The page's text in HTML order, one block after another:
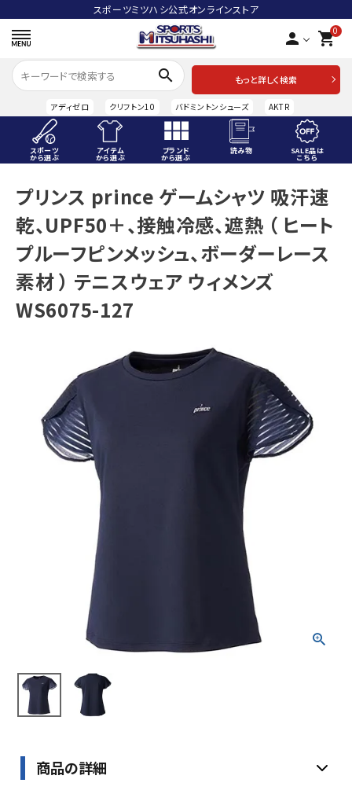
スポーツミツハシ公式オンラインストア
person 0
shopping_cart
search
もっと詳しく検索
アディゼロ クリフトン10 バドミントンシューズ AKTR
スポーツ
から選ぶ
アイテム
から選ぶ
ブランド
から選ぶ
読み物 SALE品は
こちら
ACCOUNT MENU
ようこそ ゲスト 様
meeting_room ログイン person 会員登録
スポーツから選ぶ
ブランドから選ぶ
SALE品はこちら
INFORMATIOM
プライバシーポリシー
プリンス prince ゲームシャツ 吸汗速
乾、UPF50＋、接触冷感、遮熱 （ ヒート
プルーフピンメッシュ、ボーダーレース
素材 ） テニスウェア ウィメンズ
WS6075-127
商品の詳細